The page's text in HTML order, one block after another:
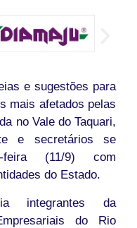
e sugestões para
mais afetados pelas
no Vale do Taquari,
e secretários se
feira (11/9) com
do Estado.
integrantes da
do Rio